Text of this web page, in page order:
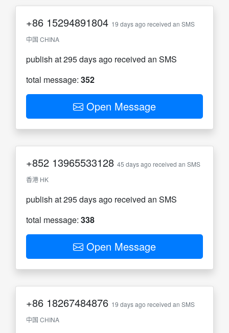
+86 15294891804 19 days ago received an SMS
中国 CHINA
publish at 295 days ago received an SMS
total message: 352
Open Message
+852 13965533128 45 days ago received an SMS
香港 HK
publish at 295 days ago received an SMS
total message: 338
Open Message
+86 18267484876 19 days ago received an SMS
中国 CHINA